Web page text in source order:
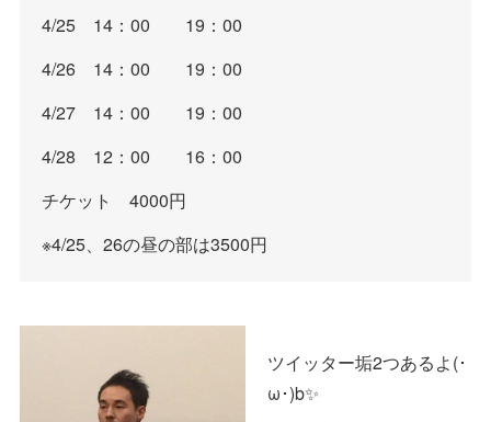
4/25 14：00 19：00
4/26 14：00 19：00
4/27 14：00 19：00
4/28 12：00 16：00
チケット 4000円
※4/25、26の昼の部は3500円
ツイッター垢2つあるよ(･
ω･)b✨